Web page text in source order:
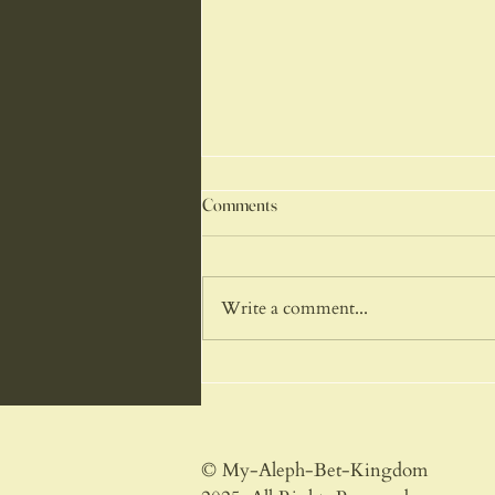
Imperative & Invitations:
Imperative & Invitations: Today we
about the way it functions in
Invitations to action (“let’s do…”).
Comments
Write a comment...
© My-Aleph-Bet-Kingdom